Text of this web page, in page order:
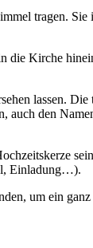
tragen.
die Kirche
lassen.
auch den
Einladung…).
um ein